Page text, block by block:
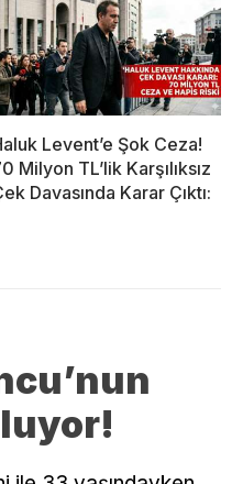
Levent’e Şok Ceza!
Milyon TL’lik Karşılıksız
Davasında Karar Çıktı: